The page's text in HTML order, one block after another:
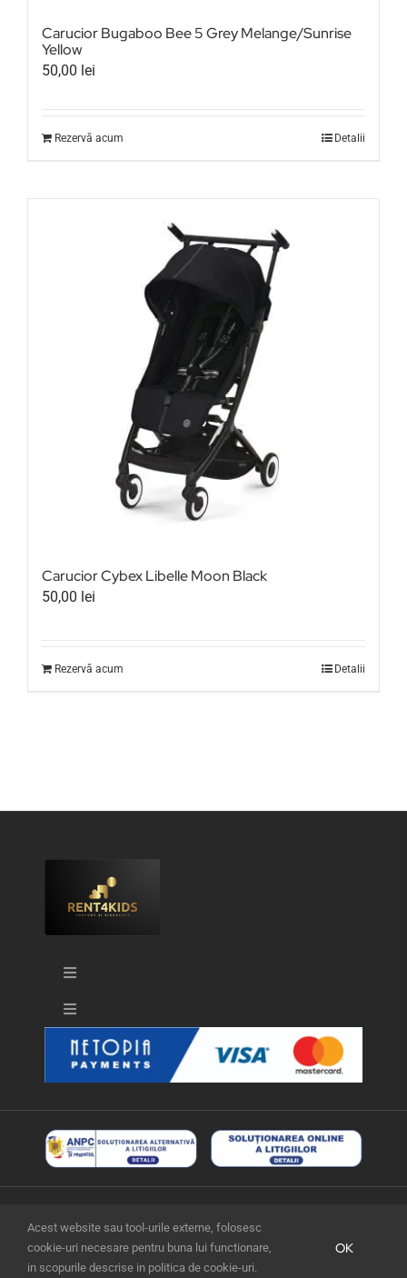
Carucior Bugaboo Bee 5 Grey Melange/Sunrise
Yellow
50,00 lei
Rezervă acum Detalii
Carucior Cybex Libelle Moon Black
50,00 lei
Rezervă acum Detalii
Toggle
Confidențialitate date
Politica Cookies
Contact
Toggle
Navigation
Termeni și Condiții
Cum închiriez
© Copyright - 2026 | Un proiect ErFi Kids SRL
Acest website sau tool-urile externe, folosesc
cookie-uri necesare pentru buna lui functionare,
in scopurile descrise in politica de cookie-uri.
OK